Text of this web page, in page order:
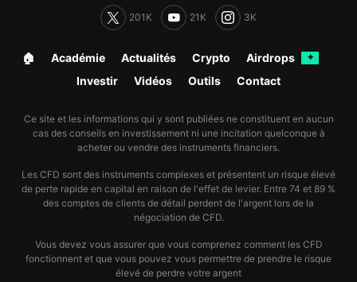
201K 21K 3K
🏠︎ Académie Actualités Crypto Airdrops ✦
Investir Vidéos Outils Contact
Ce site et les informations qui y sont publiées ne constituent en aucun
cas des conseils en investissement ni une incitation quelconque à
acheter ou vendre des instruments financiers.
Les CFD sont des instruments complexes et présentent un risque élevé
de perte rapide en capital en raison de l'effet de levier. Entre 74 et 89 %
des comptes de clients de détail perdent de l'argent lors de la
négociation de CFD.
Vous devez vous assurer que vous comprenez comment les CFD
fonctionnent et que vous pouvez vous permettre de prendre le risque
élevé de perdre votre argent